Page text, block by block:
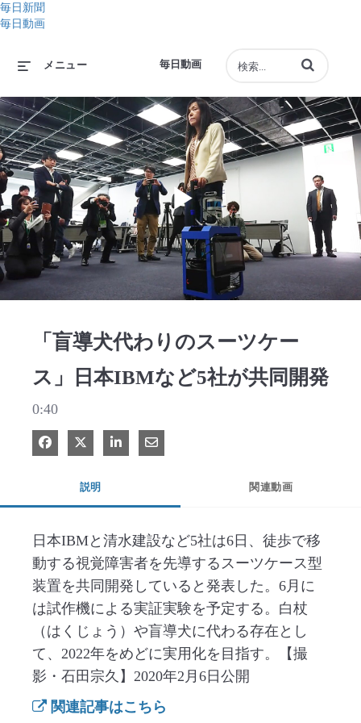
毎日新聞
毎日動画
毎日動画
メニュー 動画の検索語句
Play
「盲導犬代わりのスーツケー
ス」日本IBMなど5社が共同開発
0:40
Facebook で共有
Xで共有する
LinkedIn で共有
電子メールで共有
説明 関連動画
日本IBMと清水建設など5社は6日、徒歩で移
動する視覚障害者を先導するスーツケース型
装置を共同開発していると発表した。6月に
は試作機による実証実験を予定する。白杖
（はくじょう）や盲導犬に代わる存在とし
て、2022年をめどに実用化を目指す。【撮
影・石田宗久】2020年2月6日公開
関連記事はこちら